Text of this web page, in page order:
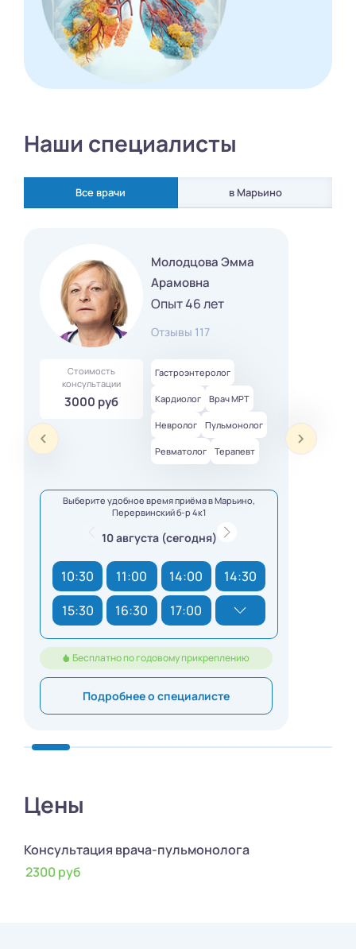
Наши специалисты
Все врачи в Марьино
Молодцова Эмма
Арамовна
Опыт 46 лет
Отзывы 117
Стоимость
консультации
3000 руб
Гастроэнтеролог
Кардиолог Врач МРТ
Невролог Пульмонолог
Ревматолог Терапевт
Выберите удобное время приёма в Марьино,
Перервинский б-р 4к1
10 августа (сегодня)
10:30 11:00 14:00
14:30
15:30
16:30 17:00
Бесплатно по годовому прикреплению
Подробнее о специалисте
Цены
Консультация врача-пульмонолога
2300 руб